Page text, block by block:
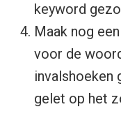
keyword
Maak nog
voor de
invalshoeken
gelet op het